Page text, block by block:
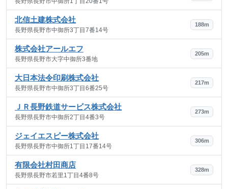
北信土建株式会社
長野県長野市中御所3丁目7番14号
188m
株式会社アールエフ
長野県長野市大字中御所3番地
205m
大日本法令印刷株式会社
長野県長野市中御所3丁目6番25号
217m
ＪＲ長野鉄道サービス株式会社
長野県長野市中御所2丁目4番3号
273m
ジェイエスピー株式会社
長野県長野市中御所1丁目17番14号
306m
有限会社村田商店
長野県長野市若里1丁目4番8号
328m